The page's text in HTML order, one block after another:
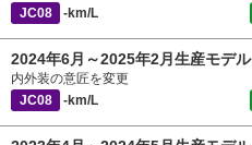
JC08
-km/L
2024年6月～2025年2月生産モデル
内外装の意匠を変更
JC08
-km/L